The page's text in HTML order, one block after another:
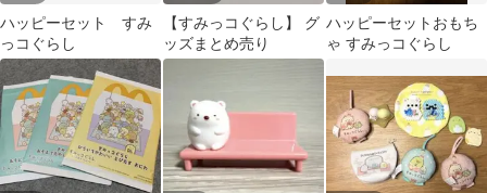
ハッピーセット すみ
っコぐらし
【すみっコぐらし】 グ
ッズまとめ売り
ハッピーセットおもち
ゃ すみっコぐらし